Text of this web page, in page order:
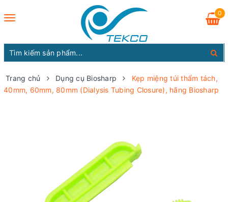
Toggle
0
Trang chủ Dụng cụ Biosharp
Kẹp miệng túi thẩm tách,
40mm, 60mm, 80mm (Dialysis Tubing Closure), hãng Biosharp